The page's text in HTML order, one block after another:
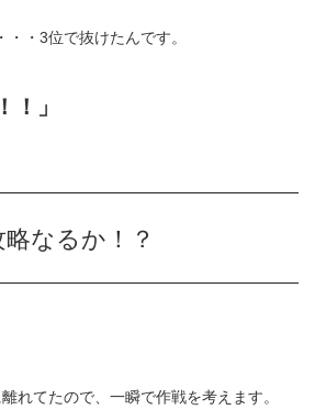
・・ 3位で抜けたんです。
！」
なるか！？
れてたので、一瞬で作戦を考えます。